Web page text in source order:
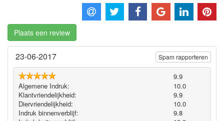
Plaats een review
23-06-2017
9.9
Algemene Indruk:
10.0
Klantvriendelijkheid:
9.9
Diervriendelijkheid:
10.0
Indruk binnenverblijf:
9.8
Spam rapporteren